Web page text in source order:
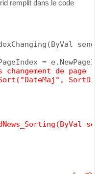
remplit dans le code
( ByVal
=
de page
As String =
= "DateMaj DESC"